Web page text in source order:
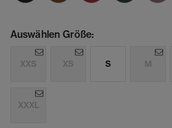
Auswählen Größe:
XXS XS S M
XXXL